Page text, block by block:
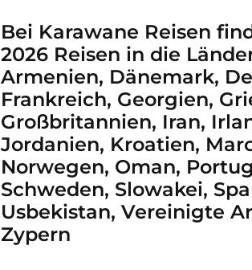
Bei Karawane Reisen
2026 Reisen in die
Armenien, Dänemark,
Frankreich, Georgien,
Großbritannien, Iran,
Jordanien, Kroatien,
Norwegen, Oman,
Schweden, Slowakei,
Usbekistan, Vereinigte
Zypern